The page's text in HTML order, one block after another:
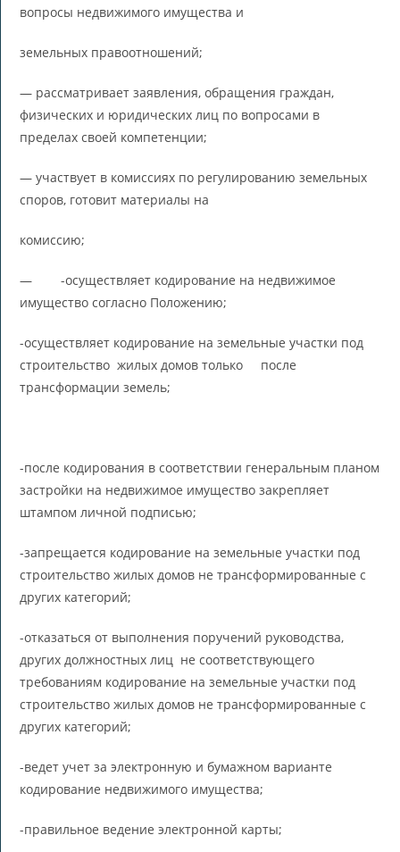
вопросы недвижимого имущества и
земельных правоотношений;
— рассматривает заявления, обращения граждан,
физических и юридических лиц по вопросами в
пределах своей компетенции;
— участвует в комиссиях по регулированию земельных
споров, готовит материалы на
комиссию;
— -осуществляет кодирование на недвижимое
имущество согласно Положению;
-осуществляет кодирование на земельные участки под
строительство жилых домов только после
трансформации земель;
-после кодирования в соответствии генеральным планом
застройки на недвижимое имущество закрепляет
штампом личной подписью;
-запрещается кодирование на земельные участки под
строительство жилых домов не трансформированные с
других категорий;
-отказаться от выполнения поручений руководства,
других должностных лиц не соответствующего
требованиям кодирование на земельные участки под
строительство жилых домов не трансформированные с
других категорий;
-ведет учет за электронную и бумажном варианте
кодирование недвижимого имущества;
-правильное ведение электронной карты;